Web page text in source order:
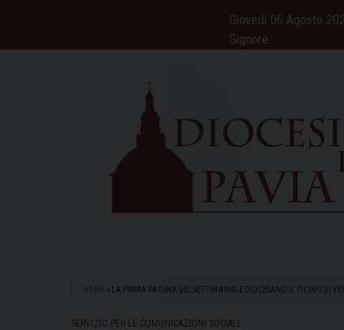
content
Giovedì 06 Agosto
Signore
HOME » LA PRIMA PAGINA DEL SETTIMANALE DIOCESANO IL TICINO DI
SERVIZIO PER LE COMUNICAZIONI SOCIALI